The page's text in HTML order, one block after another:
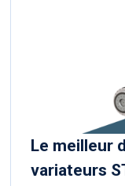
Le meilleur
variateurs